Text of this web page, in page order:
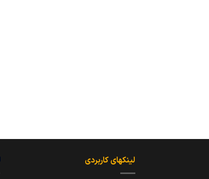
لینکهای کاربردی